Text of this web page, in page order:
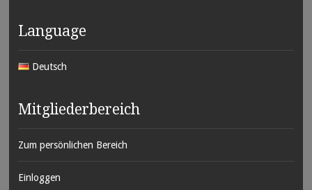
Language
Deutsch
Mitgliederbereich
Zum persönlichen Bereich
Einloggen